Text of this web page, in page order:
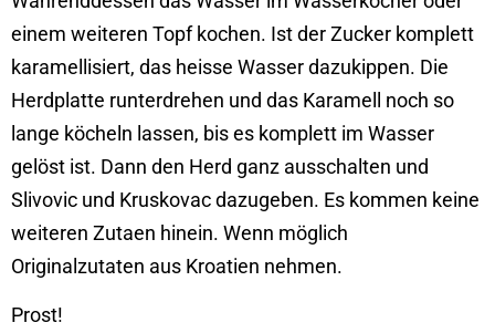
einem weiteren Topf kochen. Ist der Zucker komplett
karamellisiert, das heisse Wasser dazukippen. Die
Herdplatte runterdrehen und das Karamell noch so
lange köcheln lassen, bis es komplett im Wasser
gelöst ist. Dann den Herd ganz ausschalten und
Slivovic und Kruskovac dazugeben. Es kommen keine
weiteren Zutaen hinein. Wenn möglich
Originalzutaten aus Kroatien nehmen.
Prost!